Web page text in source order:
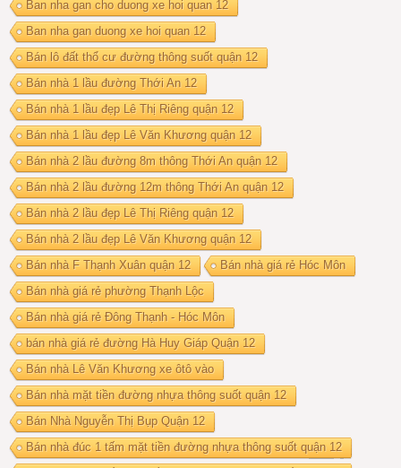
Ban nha gan cho duong xe hoi quan 12
Ban nha gan duong xe hoi quan 12
Bán lô đất thổ cư đường thông suốt quận 12
Bán nhà 1 lầu đường Thới An 12
Bán nhà 1 lầu đẹp Lê Thị Riêng quận 12
Bán nhà 1 lầu đẹp Lê Văn Khương quận 12
Bán nhà 2 lầu đường 8m thông Thới An quận 12
Bán nhà 2 lầu đường 12m thông Thới An quận 12
Bán nhà 2 lầu đẹp Lê Thị Riêng quận 12
Bán nhà 2 lầu đẹp Lê Văn Khương quận 12
Bán nhà F Thạnh Xuân quận 12
Bán nhà giá rẻ Hóc Môn
Bán nhà giá rẻ phường Thạnh Lộc
Bán nhà giá rẻ Đông Thạnh - Hóc Môn
bán nhà giá rẻ đường Hà Huy Giáp Quận 12
Bán nhà Lê Văn Khương xe ôtô vào
Bán nhà mặt tiền đường nhựa thông suốt quận 12
Bán Nhà Nguyễn Thị Bụp Quận 12
Bán nhà đúc 1 tấm mặt tiền đường nhựa thông suốt quận 12